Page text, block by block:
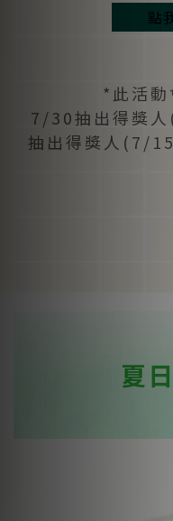
點
*此活動
7/30抽出得獎
抽出得獎人(7/
夏